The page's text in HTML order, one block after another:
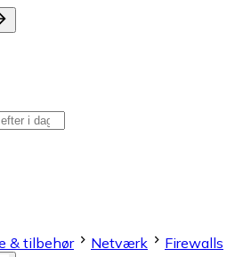
& tilbehør Netværk Firewalls